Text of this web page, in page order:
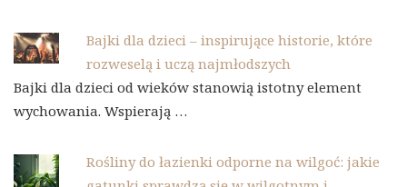
Bajki dla dzieci – inspirujące historie, które
rozweselą i uczą najmłodszych
Bajki dla dzieci od wieków stanowią istotny element
wychowania. Wspierają …
Rośliny do łazienki odporne na wilgoć: jakie